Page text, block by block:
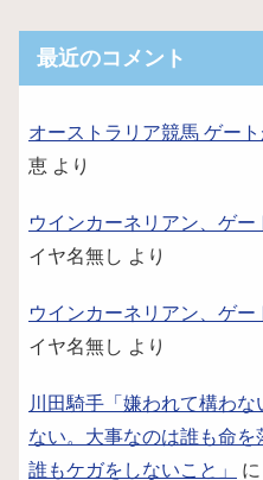
最近のコメント
オーストラリア競馬 ゲー
恵 より
ウインカーネリアン、ゲー
イヤ名無し より
ウインカーネリアン、ゲー
イヤ名無し より
川田騎手「嫌われて構わ
ない。大事なのは誰も命
誰もケガをしないこと」
に